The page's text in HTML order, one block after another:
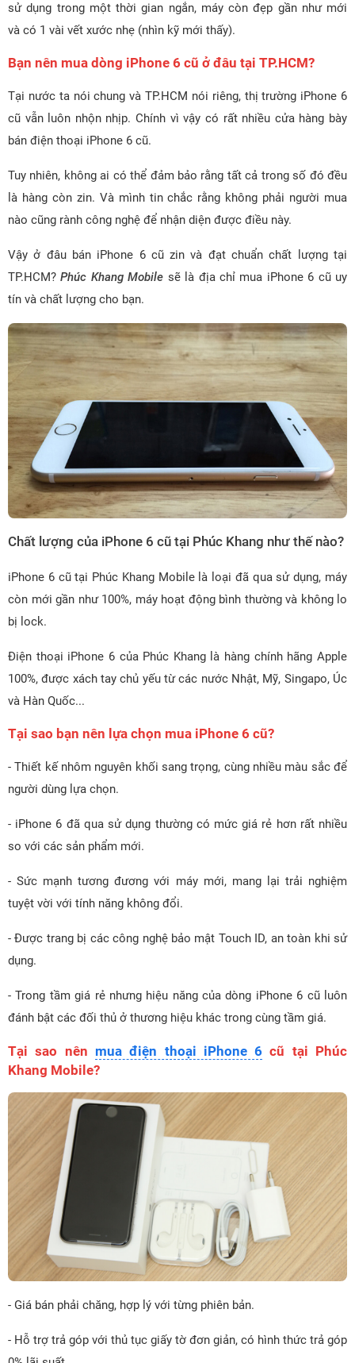
sử dụng trong một thời gian ngắn, máy còn đẹp gần như mới
và có 1 vài vết xước nhẹ (nhìn kỹ mới thấy).
Bạn nên mua dòng iPhone 6 cũ ở đâu tại TP.HCM?
Tại nước ta nói chung và TP.HCM nói riêng, thị trường iPhone 6
cũ vẫn luôn nhộn nhịp. Chính vì vậy có rất nhiều cửa hàng bày
bán điện thoại iPhone 6 cũ.
Tuy nhiên, không ai có thể đảm bảo rằng tất cả trong số đó đều
là hàng còn zin. Và mình tin chắc rằng không phải người mua
nào cũng rành công nghệ để nhận diện được điều này.
Vậy ở đâu bán iPhone 6 cũ zin và đạt chuẩn chất lượng tại
TP.HCM?Phúc Khang Mobile sẽ là địa chỉ mua iPhone 6 cũ uy
tín và chất lượng cho bạn.
Chất lượng của iPhone 6 cũ tại Phúc Khang như thế nào?
iPhone 6 cũ tại Phúc Khang Mobile là loại đã qua sử dụng, máy
còn mới gần như 100%, máy hoạt động bình thường và không lo
bị lock.
Điện thoại iPhone 6 của Phúc Khang là hàng chính hãng Apple
100%, được xách tay chủ yếu từ các nước Nhật, Mỹ, Singapo, Úc
và Hàn Quốc...
Tại sao bạn nên lựa chọn mua iPhone 6 cũ?
- Thiết kế nhôm nguyên khối sang trọng, cùng nhiều màu sắc để
người dùng lựa chọn.
- iPhone 6 đã qua sử dụng thường có mức giá rẻ hơn rất nhiều
so với các sản phẩm mới.
- Sức mạnh tương đương với máy mới, mang lại trải nghiệm
tuyệt vời với tính năng không đổi.
- Được trang bị các công nghệ bảo mật Touch ID, an toàn khi sử
dụng.
- Trong tầm giá rẻ nhưng hiệu năng của dòng iPhone 6 cũ luôn
đánh bật các đối thủ ở thương hiệu khác trong cùng tầm giá.
Tại sao nên mua điện thoại iPhone 6 cũ tại Phúc
Khang Mobile?
- Giá bán phải chăng, hợp lý với từng phiên bản.
- Hỗ trợ trả góp với thủ tục giấy tờ đơn giản, có hình thức trả góp